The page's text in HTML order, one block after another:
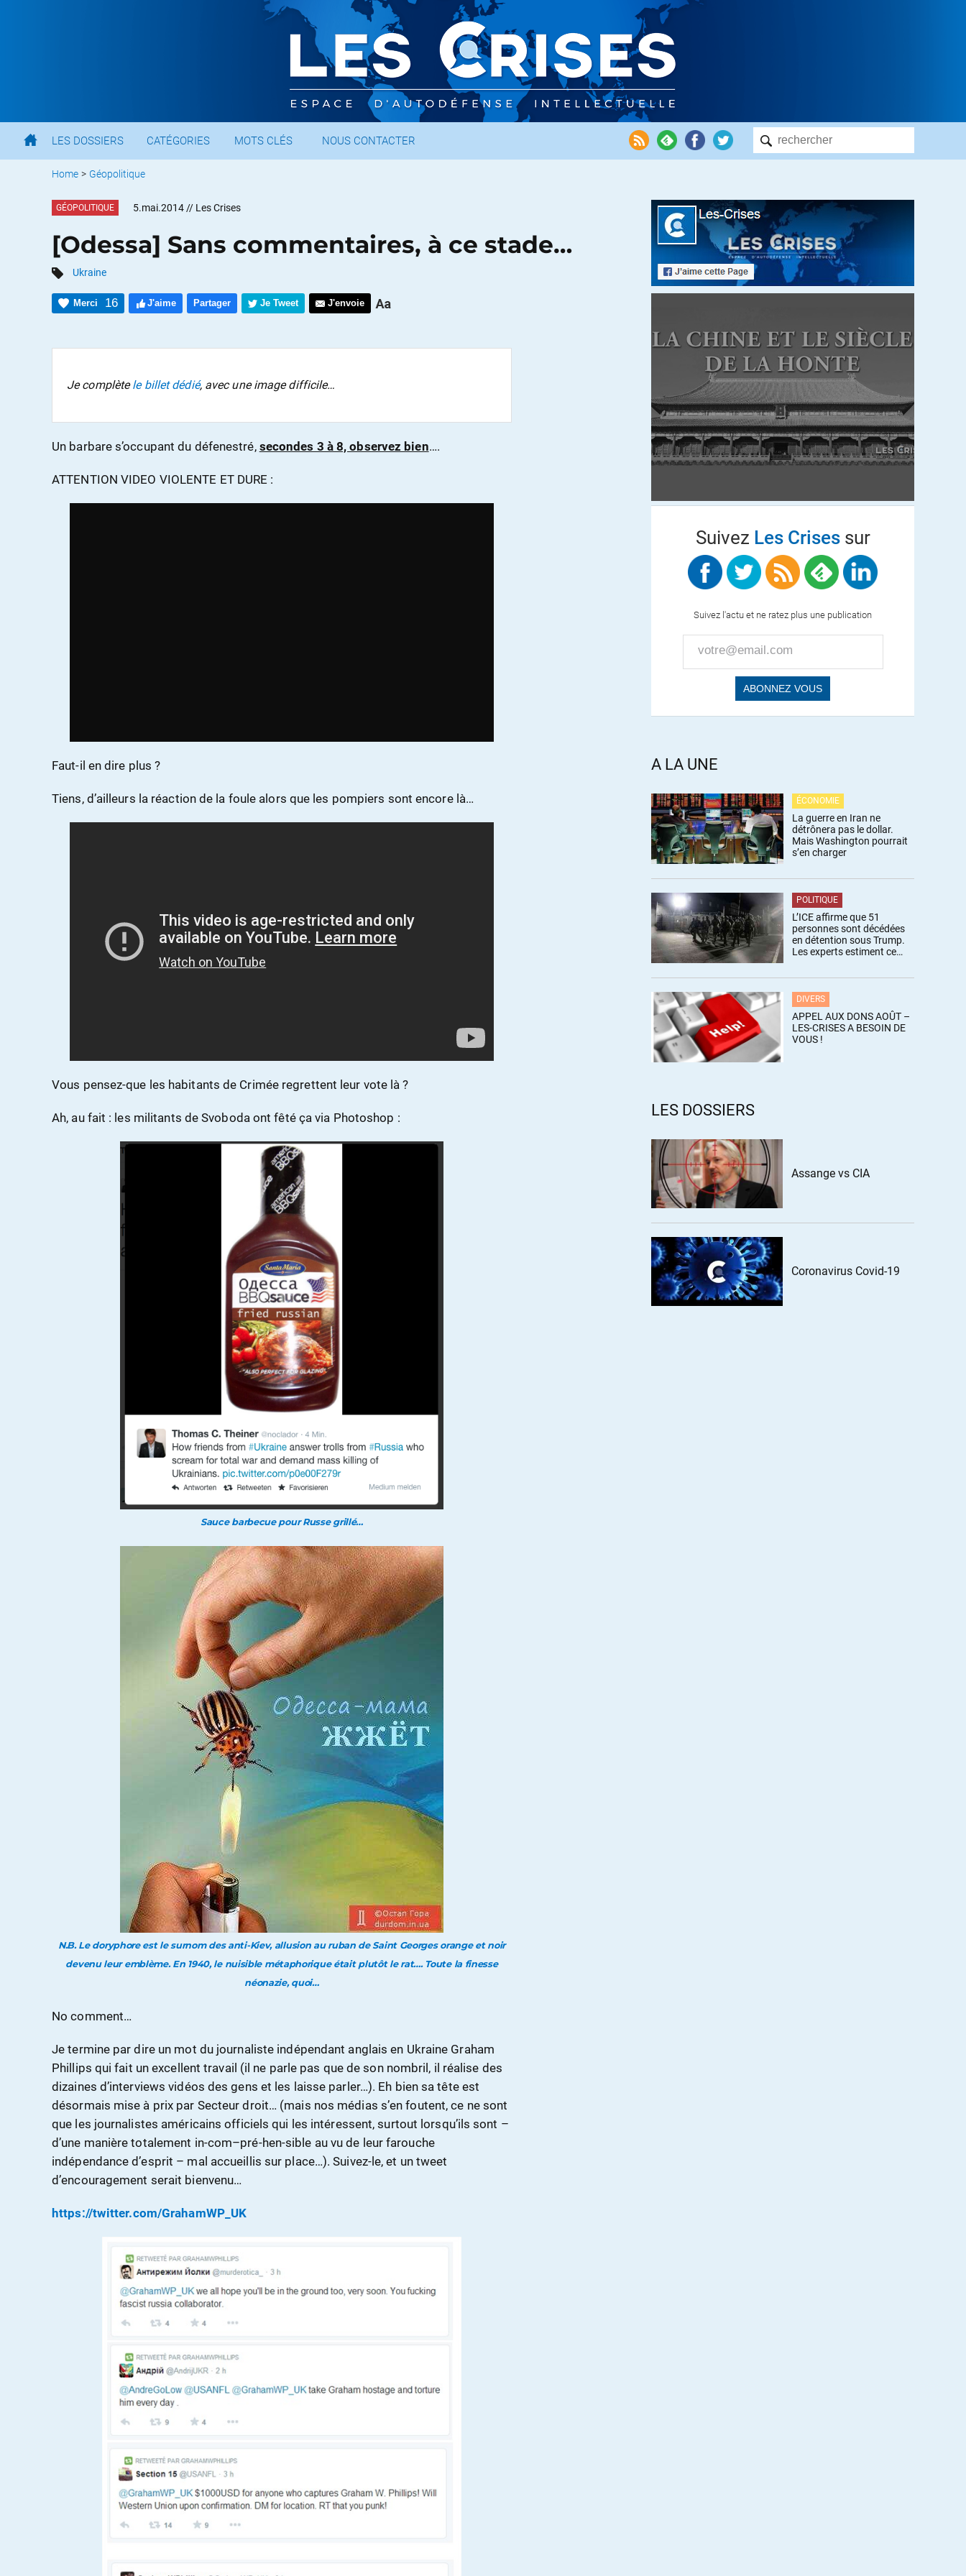
LES DOSSIERS CATÉGORIES MOTS CLÉS NOUS CONTACTER
Home > Géopolitique
GÉOPOLITIQUE 5.mai.2014 // Les Crises
[Odessa] Sans commentaires, à ce stade…
Ukraine
Merci 16 J'aime Partager Je Tweet J'envoie
Je complètele billet dédié, avec une image difficile…
Un barbare s’occupant du défenestré, secondes 3 à 8, observez bien….
ATTENTION VIDEO VIOLENTE ET DURE :
Faut-il en dire plus ?
Tiens, d’ailleurs la réaction de la foule alors que les pompiers sont encore là…
Vous pensez-que les habitants de Crimée regrettent leur vote là ?
Ah, au fait : les militants de Svoboda ont fêté ça via Photoshop :
Sauce barbecue pour Russe grillé…
N.B. Le doryphore est le surnom des anti-Kiev, allusion au ruban de Saint Georges orange et noir
devenu leur emblème. En 1940, le nuisible métaphorique était plutôt le rat…. Toute la finesse
néonazie, quoi…
No comment…
Je termine par dire un mot du journaliste indépendant anglais en Ukraine Graham
Phillips qui fait un excellent travail (il ne parle pas que de son nombril, il réalise des
dizaines d’interviews vidéos des gens et les laisse parler…). Eh bien sa tête est
désormais mise à prix par Secteur droit… (mais nos médias s’en foutent, ce ne sont
que les journalistes américains officiels qui les intéressent, surtout lorsqu’ils sont –
d’une manière totalement in-com–pré-hen-sible au vu de leur farouche
indépendance d’esprit – mal accueillis sur place…). Suivez-le, et un tweet
d’encouragement serait bienvenu…
https://twitter.com/GrahamWP_UK
Suivez Les Crisessur
Suivez l'actu et ne ratez plus une publication
A LA UNE
ÉCONOMIE
La guerre en Iran ne
détrônera pas le dollar.
Mais Washington pourrait
s’en charger
POLITIQUE
L’ICE affirme que 51
personnes sont décédées
en détention sous Trump.
Les experts estiment ce
DIVERS
APPEL AUX DONS AOÛT –
LES-CRISES A BESOIN DE
VOUS !
LES DOSSIERS
Assange vs CIA
Coronavirus Covid-19